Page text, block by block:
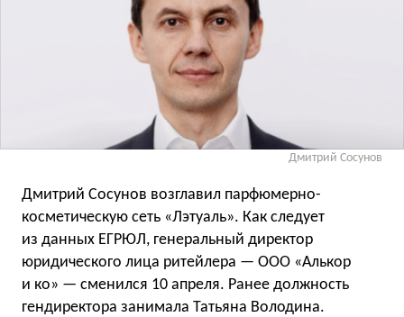
Дмитрий Сосунов
Дмитрий Сосунов возглавил парфюмерно-
косметическую сеть «Лэтуаль». Как следует
из данных ЕГРЮЛ, генеральный директор
юридического лица ритейлера — ООО «Алькор
и ко» — сменился 10 апреля. Ранее должность
гендиректора занимала Татьяна Володина.